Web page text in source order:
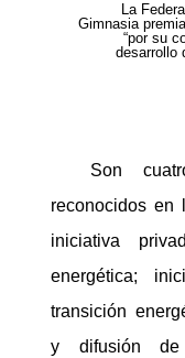
La
Gimnasia
“por su
desarrollo
Son
reconocidos en
iniciativa
energética;
transición
y difusión de